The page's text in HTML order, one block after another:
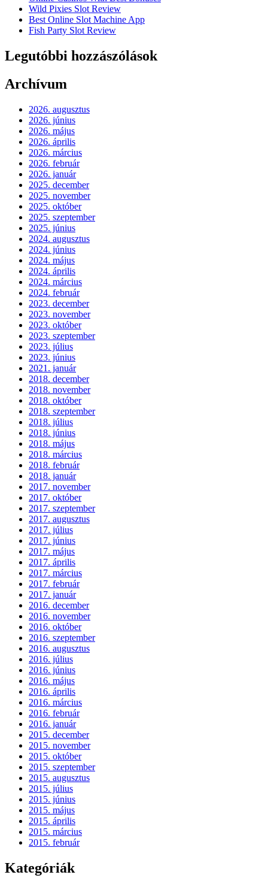
Wild Pixies Slot Review
Best Online Slot Machine App
Fish Party Slot Review
Legutóbbi hozzászólások
Archívum
2026. augusztus
2026. június
2026. május
2026. április
2026. március
2026. február
2026. január
2025. december
2025. november
2025. október
2025. szeptember
2025. június
2024. augusztus
2024. június
2024. május
2024. április
2024. március
2024. február
2023. december
2023. november
2023. október
2023. szeptember
2023. július
2023. június
2021. január
2018. december
2018. november
2018. október
2018. szeptember
2018. július
2018. június
2018. május
2018. március
2018. február
2018. január
2017. november
2017. október
2017. szeptember
2017. augusztus
2017. július
2017. június
2017. május
2017. április
2017. március
2017. február
2017. január
2016. december
2016. november
2016. október
2016. szeptember
2016. augusztus
2016. július
2016. június
2016. május
2016. április
2016. március
2016. február
2016. január
2015. december
2015. november
2015. október
2015. szeptember
2015. augusztus
2015. július
2015. június
2015. május
2015. április
2015. március
2015. február
Kategóriák